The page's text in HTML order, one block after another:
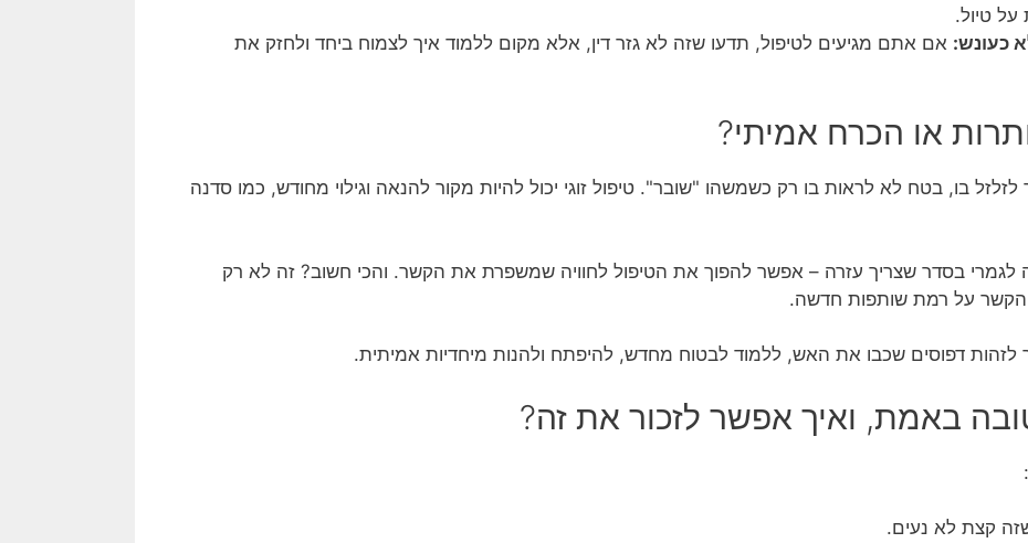
טיול.
כעונש: אם אתם מגיעים לטיפול, תדעו שזה לא גזר דין, אלא מקום ללמוד איך לצמוח ביחד ולחזק את
או הכרח אמיתי?
לזלזל בו, בטח לא לראות בו רק כשמשהו "שובר". טיפול זוגי יכול להיות מקור להנאה וגילוי מחודש, כמו סדנה
בסדר שצריך עזרה – אפשר להפוך את הטיפול לחוויה שמשפרת את הקשר. והכי חשוב? זה לא רק
הקשר על רמת שותפות חדשה.
דפוסים שכבו את האש, ללמוד לבטוח מחדש, להיפתח ולהנות מיחדיות אמיתית.
באמת, ואיך אפשר לזכור את זה?
קצת לא נעים.